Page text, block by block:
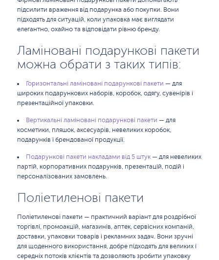
підсилити враження від подарунка або покупки. Вони
підходять для ситуацій, коли упаковка має виглядати
елегантно, охайно та відповідати рівню бренду.
Ламіновані подарункові пакети
можна обрати з таких типів:
Горизонтальні ламіновані подарункові пакети — для
широких подарункових наборів, коробок, одягу, сувенірів і
презентаційної упаковки.
Вертикальні ламіновані подарункові пакети — для
косметики, пляшок, аксесуарів, невеликих коробок,
подарунків і брендованої продукції.
Подарункові пакети накладами від 5 штук — для невеликих
партій, корпоративних подарунків, презентацій, подій і
персоналізованих замовлень.
Поліетиленові пакети
Поліетиленові пакети — практичний варіант для роздрібної
торгівлі, промоакцій, магазинів, аптек, сервісних компаній,
доставки, упаковки товарів і рекламних задач. Вони зручні
для щоденного використання, добре підходять для великих і
середніх потоків клієнтів та дозволяють зробити упаковку